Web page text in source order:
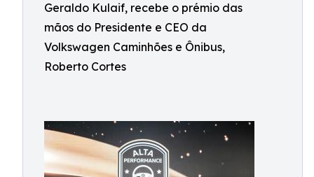
Geraldo Kulaif, recebe o prémio das
mãos do Presidente e CEO da
Volkswagen Caminhões e Ônibus,
Roberto Cortes